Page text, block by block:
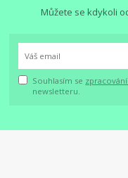
Můžete se kdykoli
Souhlasím se
newsletteru.